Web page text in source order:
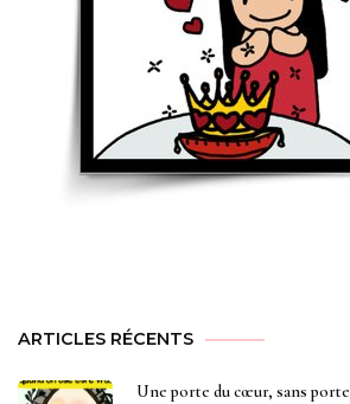
ARTICLES RÉCENTS
Une porte du cœur, sans porte